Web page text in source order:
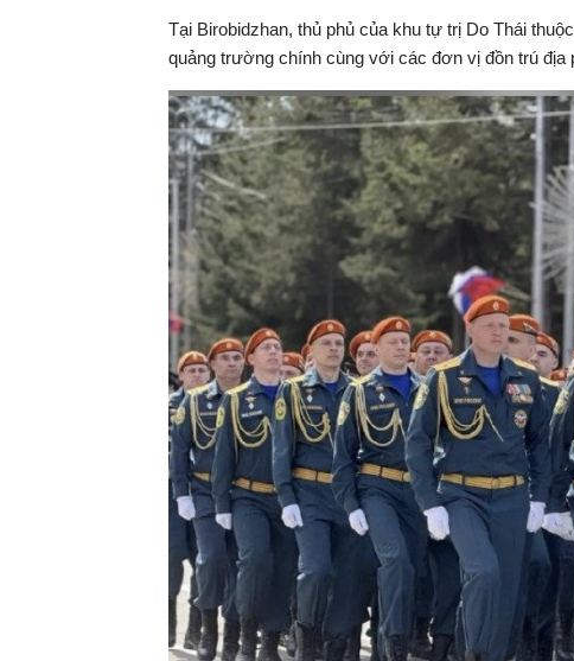
Tại Birobidzhan, thủ phủ của khu tự trị Do Thái
quảng trường chính cùng với các đơn vị đồn trú địa